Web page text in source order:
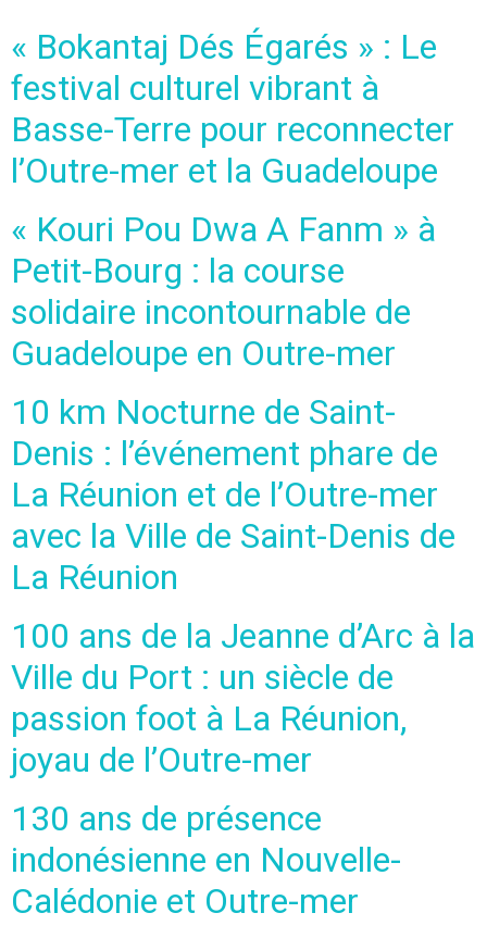
« Bokantaj Dés Égarés » : Le
festival culturel vibrant à
Basse-Terre pour reconnecter
l’Outre-mer et la Guadeloupe
« Kouri Pou Dwa A Fanm » à
Petit-Bourg : la course
solidaire incontournable de
Guadeloupe en Outre-mer
10 km Nocturne de Saint-
Denis : l’événement phare de
La Réunion et de l’Outre-mer
avec la Ville de Saint-Denis de
La Réunion
100 ans de la Jeanne d’Arc à la
Ville du Port : un siècle de
passion foot à La Réunion,
joyau de l’Outre-mer
130 ans de présence
indonésienne en Nouvelle-
Calédonie et Outre-mer